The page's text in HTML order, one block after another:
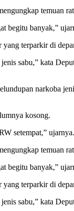
temuan
begitu banyak,”
terparkir di
sabu,” kata
narkoba
kosong.
setempat,” ujarnya.
temuan
begitu banyak,”
terparkir di
sabu,” kata